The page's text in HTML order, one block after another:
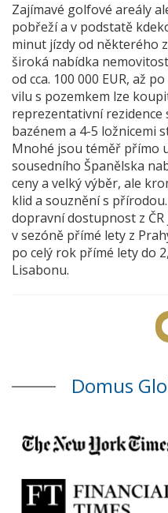
Zajímavé golfové areály
pobřeží a v podstatě
minut jízdy od některého
široká nabídka
od cca. 100 000 EUR, až
vilu s pozemkem lze
reprezentativní rezidence
bazénem a 4-5 ložnicemi
Mnohé jsou téměř přímo
sousedního Španělska
ceny a velký výběr, ale
klid a souznění s přírodou.
dopravní dostupnost z
v sezóně přímé lety z
po celý rok přímé lety do
Lisabonu.
Domus